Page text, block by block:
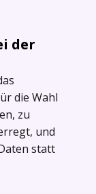
der
die Wahl
zu
und
statt